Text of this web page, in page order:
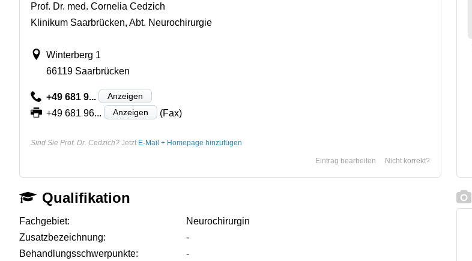
Prof. Dr. med. Cornelia Cedzich
Klinikum Saarbrücken, Abt. Neurochirurgie
Winterberg 1
66119 Saarbrücken
+49 681 9... Anzeigen
+49 681 96... Anzeigen (Fax)
Sind Sie Prof. Dr. Cedzich? Jetzt E-Mail + Homepage hinzufügen
Nicht korrekt?
Eintrag bearbeiten
Qualifikation
Fachgebiet:
Neurochirurgin
Zusatzbezeichnung:
-
Behandlungsschwerpunkte:
-